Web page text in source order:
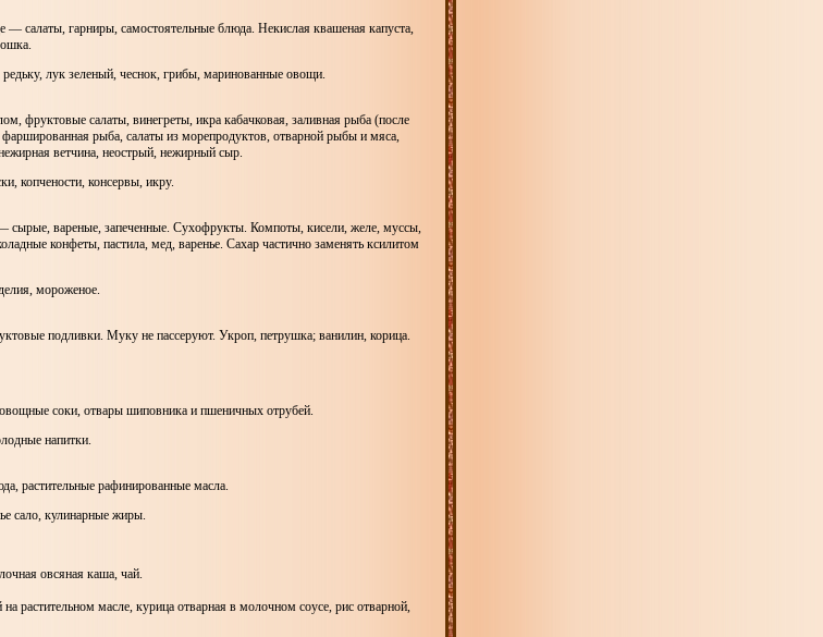
салаты, гарниры, самостоятельные блюда. Некислая квашеная капуста,
лук зеленый, чеснок, грибы, маринованные овощи.
фруктовые салаты, винегреты, икра кабачковая, заливная рыба (после
рыба, салаты из морепродуктов, отварной рыбы и мяса,
ветчина, неострый, нежирный сыр.
копчености, консервы, икру.
вареные, запеченные. Сухофрукты. Компоты, кисели, желе, муссы,
конфеты, пастила, мед, варенье. Сахар частично заменять ксилитом
мороженое.
подливки. Муку не пассеруют. Укроп, петрушка; ванилин, корица.
соки, отвары шиповника и пшеничных отрубей.
напитки.
растительные рафинированные масла.
сало, кулинарные жиры.
овсяная каша, чай.
растительном масле, курица отварная в молочном соусе, рис отварной,